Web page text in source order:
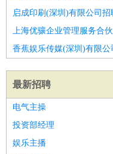
最新招聘
电气主操
投资部经理
娱乐主播